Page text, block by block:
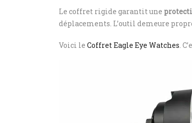
Le coffret rigide garantit une
déplacements. L’outil demeure
Voici le Coffret Eagle Eye Watches .